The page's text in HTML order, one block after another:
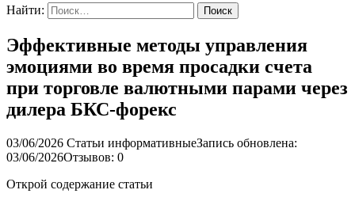
Найти:
Эффективные методы управления
эмоциями во время просадки счета
при торговле валютными парами через
дилера БКС-форекс
03/06/2026 Статьи информативныеЗапись обновлена:
03/06/2026Отзывов: 0
Открой содержание статьи